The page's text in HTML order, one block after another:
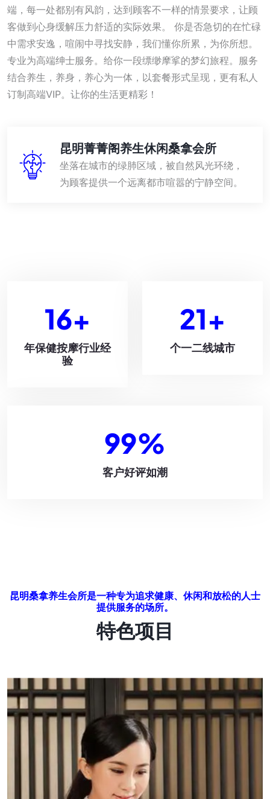
端，每一处都别有风韵，达到顾客不一样的情景要求，让顾
客做到心身缓解压力舒适的实际效果。 你是否急切的在忙碌
中需求安逸，喧闹中寻找安静，我们懂你所累，为你所想。
专业为高端绅士服务。给你一段缥缈摩挲的梦幻旅程。服务
结合养生，养身，养心为一体，以套餐形式呈现，更有私人
订制高端VIP。让你的生活更精彩！
昆明菁菁阁养生休闲桑拿会所
坐落在城市的绿肺区域，被自然风光环绕，
为顾客提供一个远离都市喧嚣的宁静空间。
16+
年保健按摩行业经
验
21+
个一二线城市
99%
客户好评如潮
昆明桑拿养生会所是一种专为追求健康、休闲和放松的人士
提供服务的场所。
特色项目